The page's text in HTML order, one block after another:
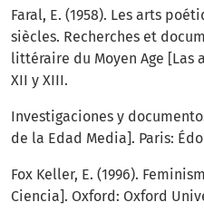
Faral, E. (1958). Les arts
siècles. Recherches et
littéraire du Moyen Age [Las
XII y XIII.
Investigaciones y
de la Edad Media]. Paris:
Fox Keller, E. (1996).
Ciencia]. Oxford: Oxford